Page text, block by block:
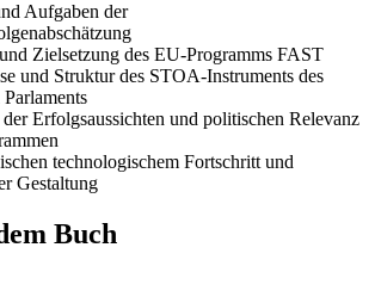
Aufgaben der
Zielsetzung des EU-Programms FAST
und Struktur des STOA-Instruments des
Erfolgsaussichten und politischen Relevanz
technologischem Fortschritt und
Gestaltung
Buch